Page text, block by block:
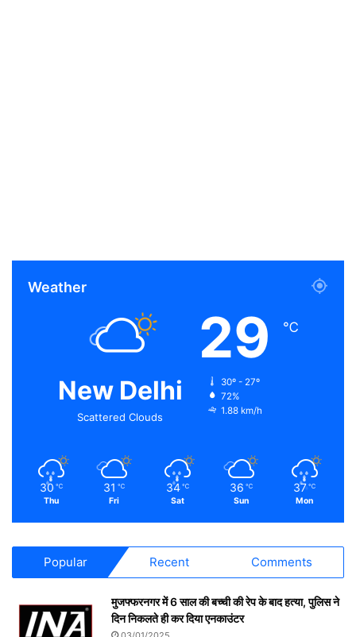
Weather
New Delhi
Scattered Clouds
29 ℃
30º - 27º
72%
1.88 km/h
30 ℃
Thu
31 ℃
Fri
34 ℃
Sat
36 ℃
Sun
37 ℃
Mon
Popular Recent Comments
मुजफ्फरनगर में 6 साल की बच्ची की रेप के बाद हत्या, पुलिस ने
दिन निकलते ही कर दिया एनकाउंटर